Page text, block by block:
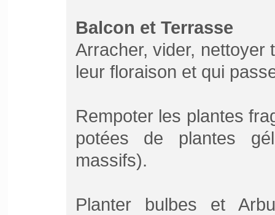
Balcon et Terrasse
Arracher, vider, nettoyer
leur floraison et qui
Rempoter les plantes
potées de plantes
massifs).
Planter bulbes et